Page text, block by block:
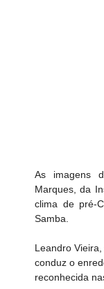
As imagens
Marques, da
clima de pré-
Samba.
Leandro
conduz o
reconhecida